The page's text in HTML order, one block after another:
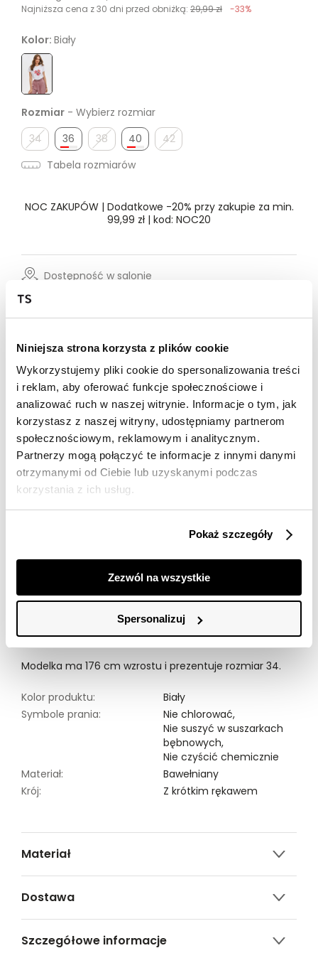
Niniejsza strona korzysta z plików cookie
Wykorzystujemy pliki cookie do spersonalizowania treści
i reklam, aby oferować funkcje społecznościowe i
analizować ruch w naszej witrynie. Informacje o tym, jak
korzystasz z naszej witryny, udostępniamy partnerom
społecznościowym, reklamowym i analitycznym.
Partnerzy mogą połączyć te informacje z innymi danymi
otrzymanymi od Ciebie lub uzyskanymi podczas
korzystania z ich usług.
Pokaż szczegóły
Zezwól na wszystkie
Spersonalizuj
Najniższa cena z 30 dni przed obniżką: 29,99 zł -33%
Kolor: Biały
Rozmiar - Wybierz rozmiar
34
36 38 40
42
Tabela rozmiarów
NOC ZAKUPÓW | Dodatkowe -20% przy zakupie za min.
99,99 zł | kod: NOC20
Dostępność w salonie
Wysyłka w 24-72h
Darmowa dostawa od 149zł dla wybranych metod
dostawy
30 dni na zwrot
Opis produktu
T-shirt damski Top Secret z barwnym motywem
kwiatowym.
T-shirt damski o luźnym kroju z krótkim rękawem
zakończonym efektownym podwinięciem. Posiada on
dodaje mu nadruk umiejscowiony z przodu na
przyjemnej w dotyku oraz trwałej tkaniny bawełnianej,
będąc cenionym za swą gładkość oraz miękkość.
stylizację w okresie letnim oraz wakacyjnym. T-shirt
dostępny w kolorze białym SPO6145BI.
Modelka ma 176 cm wzrostu i prezentuje rozmiar 34.
Kolor produktu:
Biały
Symbole prania:
Nie chlorować,
Nie suszyć w suszarkach
bębnowych,
Nie czyścić chemicznie
Materiał:
Bawełniany
Krój:
Z krótkim rękawem
Materiał
Dostawa
dostawy.
Szczegółowe informacje